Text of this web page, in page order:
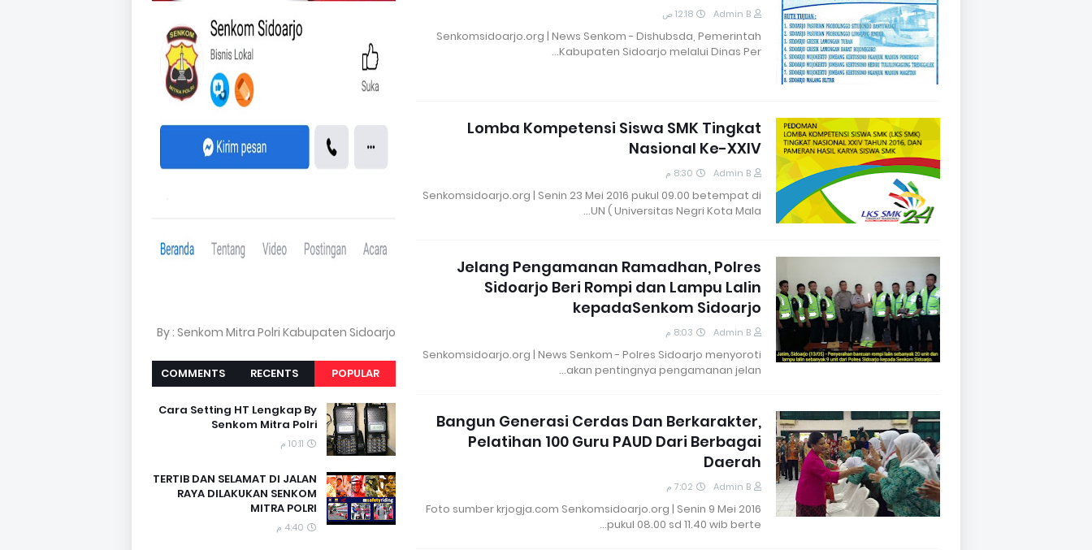
Admin B 12:18 ص
Senkomsidoarjo.org | News Senkom - Dishubsda, Pemerintah
Kabupaten Sidoarjo melalui Dinas Per…
Lomba Kompetensi Siswa SMK Tingkat
Nasional Ke-XXIV
Admin B 8:30 م
Senkomsidoarjo.org | Senin 23 Mei 2016 pukul 09.00 betempat di
UN ( Universitas Negri Kota Mala…
Jelang Pengamanan Ramadhan, Polres
Sidoarjo Beri Rompi dan Lampu Lalin
kepadaSenkom Sidoarjo
Admin B 8:03 م
Senkomsidoarjo.org | News Senkom - Polres Sidoarjo menyoroti
akan pentingnya pengamanan jelan…
Bangun Generasi Cerdas Dan Berkarakter,
Pelatihan 100 Guru PAUD Dari Berbagai
Daerah
Admin B 7:02 م
Foto sumber krjogja.com Senkomsidoarjo.org | Senin 9 Mei 2016
pukul 08.00 sd 11.40 wib berte…
By : Senkom Mitra Polri Kabupaten Sidoarjo
POPULAR
RECENTS
COMMENTS
Cara Setting HT Lengkap By
Senkom Mitra Polri
10:11 م
TERTIB DAN SELAMAT DI JALAN
RAYA DILAKUKAN SENKOM
MITRA POLRI
4:40 م